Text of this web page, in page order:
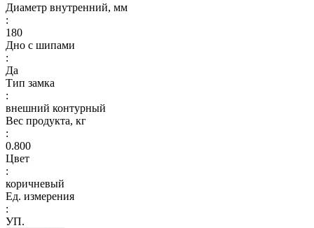
Диаметр внутренний, мм
:
180
Дно с шипами
:
Да
Тип замка
:
внешний контурный
Вес продукта, кг
:
0.800
Цвет
:
коричневый
Ед. измерения
:
УП.